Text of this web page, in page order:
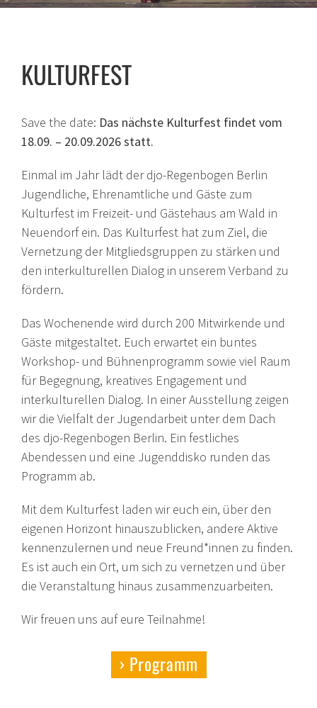
KULTURFEST
Save the date: Das nächste Kulturfest findet vom
18.09. – 20.09.2026 statt.
Einmal im Jahr lädt der djo-Regenbogen Berlin
Jugendliche, Ehrenamtliche und Gäste zum
Kulturfest im Freizeit- und Gästehaus am Wald in
Neuendorf ein. Das Kulturfest hat zum Ziel, die
Vernetzung der Mitgliedsgruppen zu stärken und
den interkulturellen Dialog in unserem Verband zu
fördern.
Das Wochenende wird durch 200 Mitwirkende und
Gäste mitgestaltet. Euch erwartet ein buntes
Workshop- und Bühnenprogramm sowie viel Raum
für Begegnung, kreatives Engagement und
interkulturellen Dialog. In einer Ausstellung zeigen
wir die Vielfalt der Jugendarbeit unter dem Dach
des djo-Regenbogen Berlin. Ein festliches
Abendessen und eine Jugenddisko runden das
Programm ab.
Mit dem Kulturfest laden wir euch ein, über den
eigenen Horizont hinauszublicken, andere Aktive
kennenzulernen und neue Freund*innen zu finden.
Es ist auch ein Ort, um sich zu vernetzen und über
die Veranstaltung hinaus zusammenzuarbeiten.
Wir freuen uns auf eure Teilnahme!
› Programm